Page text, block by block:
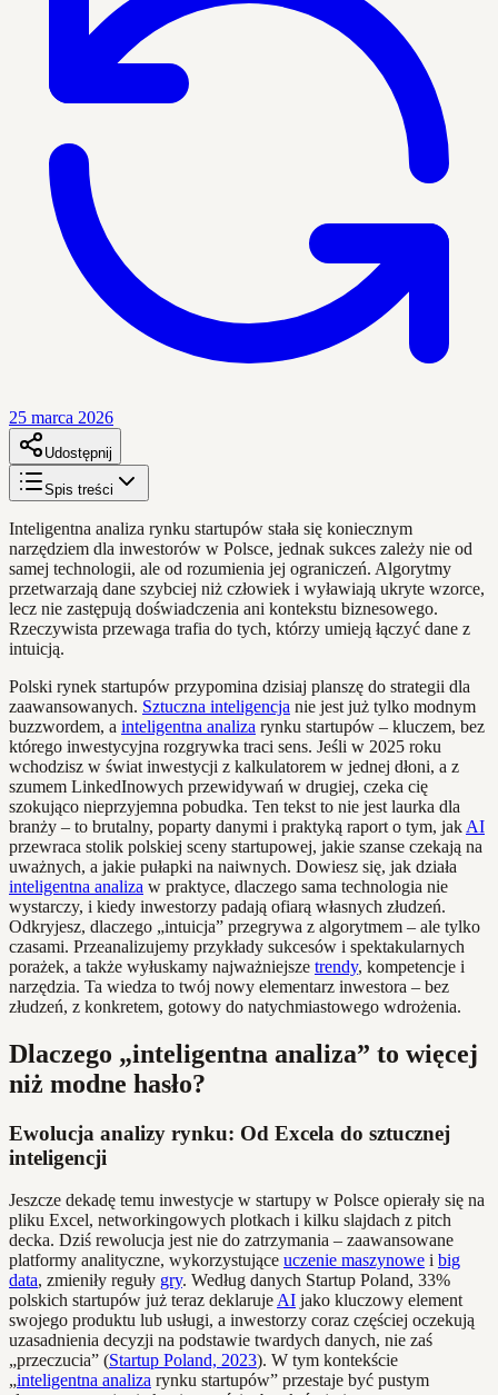
25 marca 2026
Udostępnij
Spis treści
Inteligentna analiza rynku startupów stała się koniecznym
narzędziem dla inwestorów w Polsce, jednak sukces zależy nie od
samej technologii, ale od rozumienia jej ograniczeń. Algorytmy
przetwarzają dane szybciej niż człowiek i wyławiają ukryte wzorce,
lecz nie zastępują doświadczenia ani kontekstu biznesowego.
Rzeczywista przewaga trafia do tych, którzy umieją łączyć dane z
intuicją.
Polski rynek startupów przypomina dzisiaj planszę do strategii dla
zaawansowanych. Sztuczna inteligencja nie jest już tylko modnym
buzzwordem, a inteligentna analiza rynku startupów – kluczem, bez
którego inwestycyjna rozgrywka traci sens. Jeśli w 2025 roku
wchodzisz w świat inwestycji z kalkulatorem w jednej dłoni, a z
szumem LinkedInowych przewidywań w drugiej, czeka cię
szokująco nieprzyjemna pobudka. Ten tekst to nie jest laurka dla
branży – to brutalny, poparty danymi i praktyką raport o tym, jak AI
przewraca stolik polskiej sceny startupowej, jakie szanse czekają na
uważnych, a jakie pułapki na naiwnych. Dowiesz się, jak działa
inteligentna analiza w praktyce, dlaczego sama technologia nie
wystarczy, i kiedy inwestorzy padają ofiarą własnych złudzeń.
Odkryjesz, dlaczego „intuicja” przegrywa z algorytmem – ale tylko
czasami. Przeanalizujemy przykłady sukcesów i spektakularnych
porażek, a także wyłuskamy najważniejsze trendy, kompetencje i
narzędzia. Ta wiedza to twój nowy elementarz inwestora – bez
złudzeń, z konkretem, gotowy do natychmiastowego wdrożenia.
Dlaczego „inteligentna analiza” to więcej
niż modne hasło?
Ewolucja analizy rynku: Od Excela do sztucznej
inteligencji
Jeszcze dekadę temu inwestycje w startupy w Polsce opierały się na
pliku Excel, networkingowych plotkach i kilku slajdach z pitch
decka. Dziś rewolucja jest nie do zatrzymania – zaawansowane
platformy analityczne, wykorzystujące uczenie maszynowe i big
data, zmieniły reguły gry. Według danych Startup Poland, 33%
polskich startupów już teraz deklaruje AI jako kluczowy element
swojego produktu lub usługi, a inwestorzy coraz częściej oczekują
uzasadnienia decyzji na podstawie twardych danych, nie zaś
„przeczucia” (Startup Poland, 2023). W tym kontekście
„inteligentna analiza rynku startupów” przestaje być pustym